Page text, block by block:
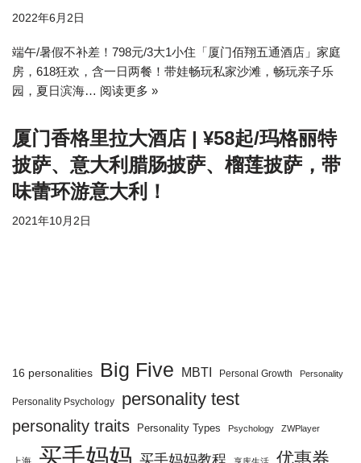
2022年6月2日
端午/暑假不补差！798元/3大1小住「厦门佰翔五通酒店」家庭
房，618狂欢，含一日两餐！带娃畅玩私家沙滩，畅玩亲子乐
园，夏日滨海… 阅读更多 »
厦门香格里拉大酒店 | ¥58起/玛格丽特
披萨、意大利腊肠披萨、榴莲披萨，带
味蕾环游意大利！
2021年10月2日
16 personalities Big Five MBTI Personal Growth Personality
Personality Psychology personality test
personality traits Personality Types Psychology ZWPlayer
买手妈妈 买手妈妈教程 优惠券